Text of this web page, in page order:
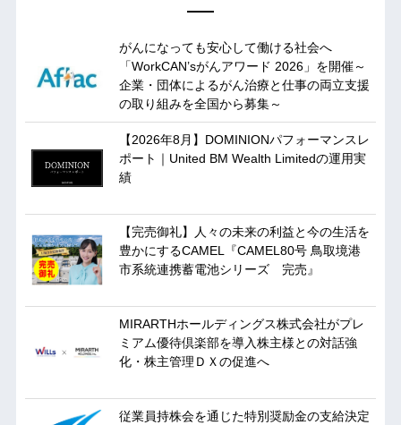
がんになっても安心して働ける社会へ
「WorkCAN’sがんアワード 2026」を開催～
企業・団体によるがん治療と仕事の両立支援
の取り組みを全国から募集～
【2026年8月】DOMINIONパフォーマンスレ
ポート｜United BM Wealth Limitedの運用実
績
【完売御礼】人々の未来の利益と今の生活を
豊かにするCAMEL『CAMEL80号 鳥取境港
市系統連携蓄電池シリーズ 完売』
MIRARTHホールディングス株式会社がプレ
ミアム優待倶楽部を導入株主様との対話強
化・株主管理ＤＸの促進へ
従業員持株会を通じた特別奨励金の支給決定